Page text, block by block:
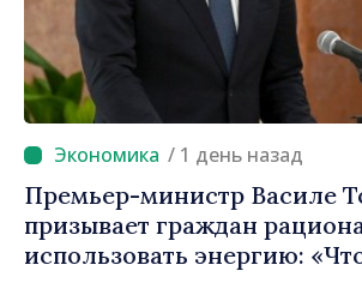
/ 1 день назад
Премьер-министр Василе
призывает граждан
использовать энергию: